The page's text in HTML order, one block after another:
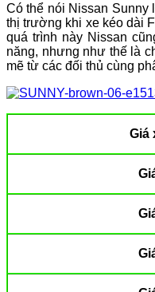
Có thể nói Nissan Sunny
thị trường khi xe kéo dài
quá trình này Nissan
năng, nhưng như thế là
mẽ từ các đối thủ cùng
Giá